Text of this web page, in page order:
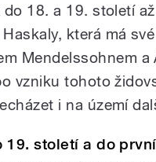
do 18. a 19. století
která má
Mendelssohnem a
vzniku tohoto
i na území
19. století a do